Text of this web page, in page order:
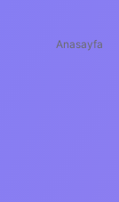
Anasayfa